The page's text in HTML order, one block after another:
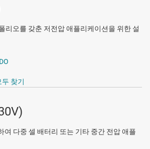
리오를 갖춘 저전압 애플리케이션을 위한 설
두 찾기
여 다중 셀 배터리 또는 기타 중간 전압 애플